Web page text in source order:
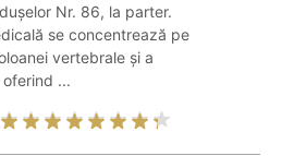
Nr. 86, la parter.
se concentrează pe
vertebrale și a
...